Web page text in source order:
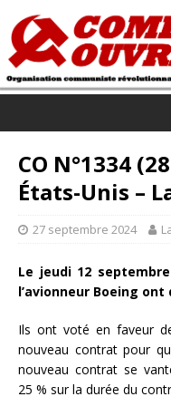
CO N°1334
États-Unis –
27 septembre 2024
Le jeudi 12
l’avionneur Boeing
Ils ont voté en faveur
nouveau contrat pour
nouveau contrat se
25 % sur la durée du